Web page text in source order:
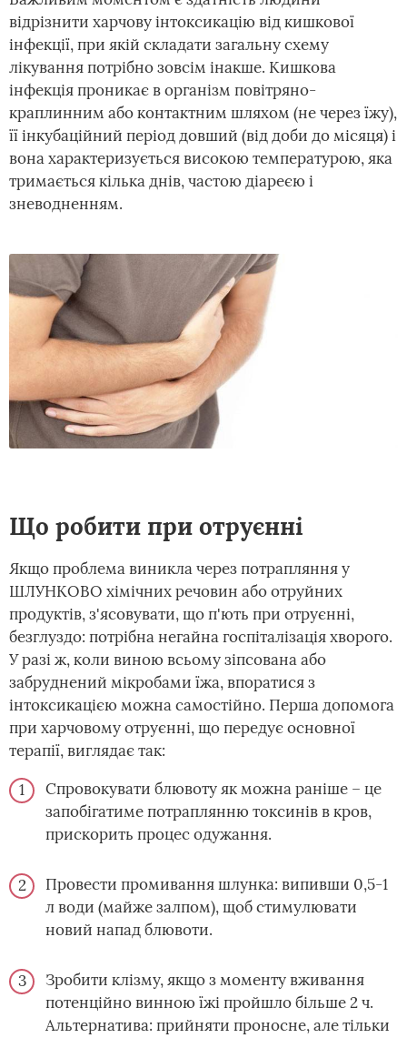
відрізнити харчову інтоксикацію від кишкової
інфекції, при якій складати загальну схему
лікування потрібно зовсім інакше. Кишкова
інфекція проникає в організм повітряно-
краплинним або контактним шляхом (не через їжу),
її інкубаційний період довший (від доби до місяця) і
вона характеризується високою температурою, яка
тримається кілька днів, частою діареєю і
зневодненням.
Що робити при отруєнні
Якщо проблема виникла через потрапляння у
ШЛУНКОВО хімічних речовин або отруйних
продуктів, з'ясовувати, що п'ють при отруєнні,
безглуздо: потрібна негайна госпіталізація хворого.
У разі ж, коли виною всьому зіпсована або
забруднений мікробами їжа, впоратися з
інтоксикацією можна самостійно. Перша допомога
при харчовому отруєнні, що передує основної
терапії, виглядає так:
Спровокувати блювоту як можна раніше – це
запобігатиме потраплянню токсинів в кров,
прискорить процес одужання.
Провести промивання шлунка: випивши 0,5-1
л води (майже залпом), щоб стимулювати
новий напад блювоти.
Зробити клізму, якщо з моменту вживання
потенційно винною їжі пройшло більше 2 ч.
Альтернатива: прийняти проносне, але тільки